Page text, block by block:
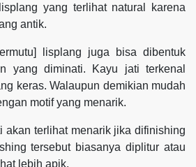
yang terlihat natural karena
antik.
lisplang juga bisa dibentuk
yang diminati. Kayu jati terkenal
keras. Walaupun demikian mudah
motif yang menarik.
akan terlihat menarik jika difinishing
tersebut biasanya diplitur atau
lebih apik.